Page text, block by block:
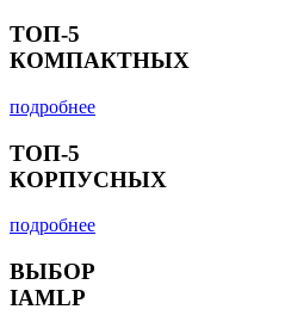
ТОП-5
КОМПАКТНЫХ
подробнее
ТОП-5
КОРПУСНЫХ
подробнее
ВЫБОР
IAMLP